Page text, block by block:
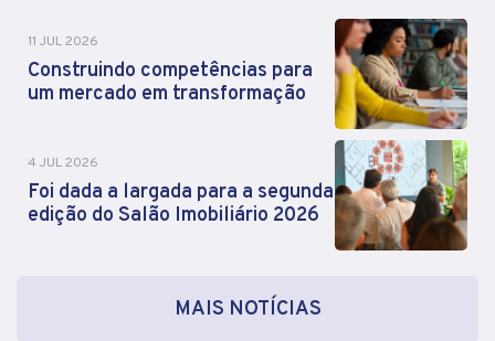
11 JUL 2026
Construindo competências para
um mercado em transformação
4 JUL 2026
Foi dada a largada para a segunda
edição do Salão Imobiliário 2026
MAIS NOTÍCIAS